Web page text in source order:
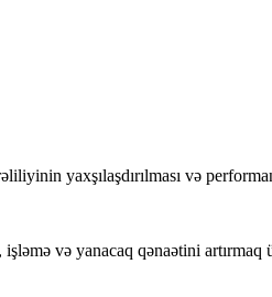
yaxşılaşdırılması və
və yanacaq qənaətini artırmaq